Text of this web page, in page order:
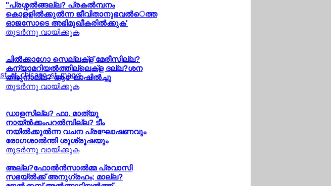
"പ്രശ്നല്‍ങ്ങല്ല? പ്രകല്‍മ്പനം
കൊളളില്‍ക്കുല്‍ന്ന ജീവിതാനുഭവല്‍െത്ത
ഓജസോടെ അഭിമുഖീകരില്‍ക്കുക'
തുടര്‍ന്നു വായിക്കുക
ചില്‍ക്കാഗോ സെല്ലക്ള് മേരീസില്ല?
കന്യാമറിയല്‍ത്തില്ലെക്ള ദല്ല?ശന
തിരുനാല്ല? ആഘോഷില്‍ച്ചു
തുടര്‍ന്നു വായിക്കുക
ഡാളസില്ല? ഫാ. മാത്യു
നായ്ല്‍ക്കംപറല്‍മ്പില്ല? ടീം
നയില്‍ക്കുല്‍ന്ന വചന പ്രഘോഷണവും
രോഗശാല്‍ന്തി ശുശ്രൂഷയും
തുടര്‍ന്നു വായിക്കുക
അല്ല?ഫോല്‍ന്‍സാല്‍മ്മ പ്രവാസി
സഭയ്ല്‍ക്ക് അനുഗ്രഹം; മാല്ല?